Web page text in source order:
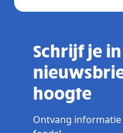
Schrijf je
hoogte
Ontvang informatie